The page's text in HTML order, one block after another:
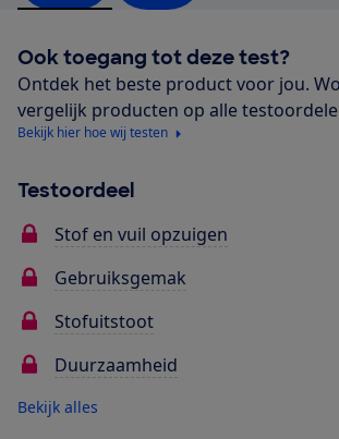
Ook toegang tot deze test?
Ontdek het beste product voor jou.
vergelijk producten op alle
Bekijk hier hoe wij testen
Testoordeel
Stof en vuil opzuigen
Gebruiksgemak
Stofuitstoot
Duurzaamheid
Bekijk alles